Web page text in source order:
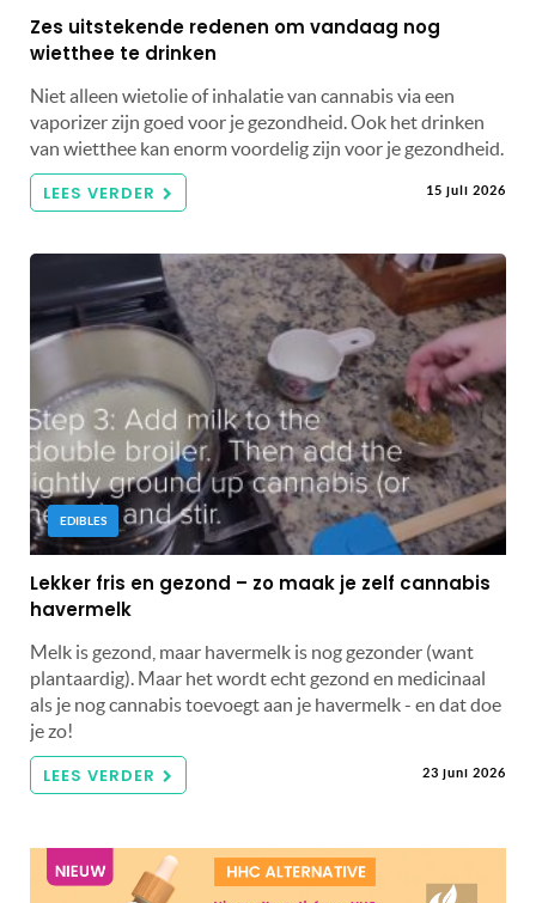
Zes uitstekende redenen om vandaag nog
wietthee te drinken
Niet alleen wietolie of inhalatie van cannabis via een
vaporizer zijn goed voor je gezondheid. Ook het drinken
van wietthee kan enorm voordelig zijn voor je gezondheid.
LEES VERDER 15 juli 2026
EDIBLES
Lekker fris en gezond – zo maak je zelf cannabis
havermelk
Melk is gezond, maar havermelk is nog gezonder (want
plantaardig). Maar het wordt echt gezond en medicinaal
als je nog cannabis toevoegt aan je havermelk - en dat doe
je zo!
LEES VERDER 23 juni 2026